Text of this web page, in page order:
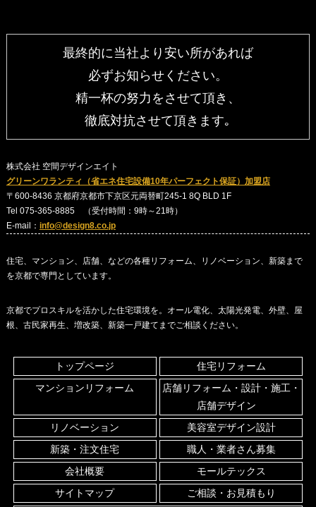
最終的に当社より安い所があれば
必ずお知らせください。
精一杯の努力をさせて頂き、
徹底対抗させて頂きます｡
株式会社 空間デザインエイト
グリーンワランティ（省エネ住宅設備10年パーフェクト保証）加盟店
〒600-8436 京都府京都市下京区元両替町245-1 8Q BLD 1F
Tel 075-365-8885 （受付時間：9時～21時）
E-mail： info@design8.co.jp
住宅、マンション、店舗、などの各種リフォーム、リノベーション、新築まで
を京都で専門としています。
京都でプロスキルを活かした住宅環境を。オール電化、太陽光発電、外壁、屋
根、古民家再生、増改築、新築一戸建てまでご相談ください。
トップページ
住宅リフォーム
マンションリフォーム
店舗リフォーム・設計・施工・
店舗デザイン
リノベーション
美容室デザイン設計
新築・注文住宅
職人・業者さん募集
会社概要
モールテックス
サイトマップ
ご相談・お見積もり